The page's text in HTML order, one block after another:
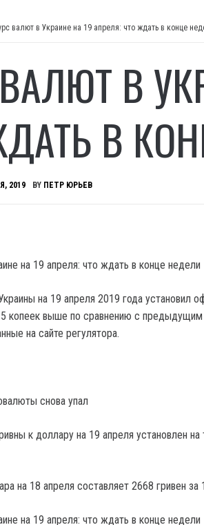
валют в Украине на 19 апреля: что ждать в конце
В
В
2019 BY ПЕТР ЮРЬЕВ
на 19 апреля 2019 года установил
копеек выше по сравнению с
на сайте регулятора.
снова упал
к доллару на 19 апреля установлен
на 18 апреля составляет 2668 гривен за